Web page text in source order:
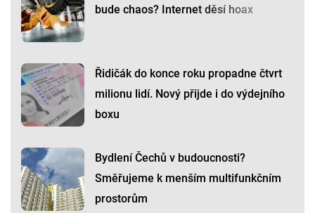
bude chaos? Internet děsí hoax
Řidičák do konce roku propadne čtvrt
milionu lidí. Nový přijde i do výdejního
boxu
Bydlení Čechů v budoucnosti?
Směřujeme k menším multifunkčním
prostorům